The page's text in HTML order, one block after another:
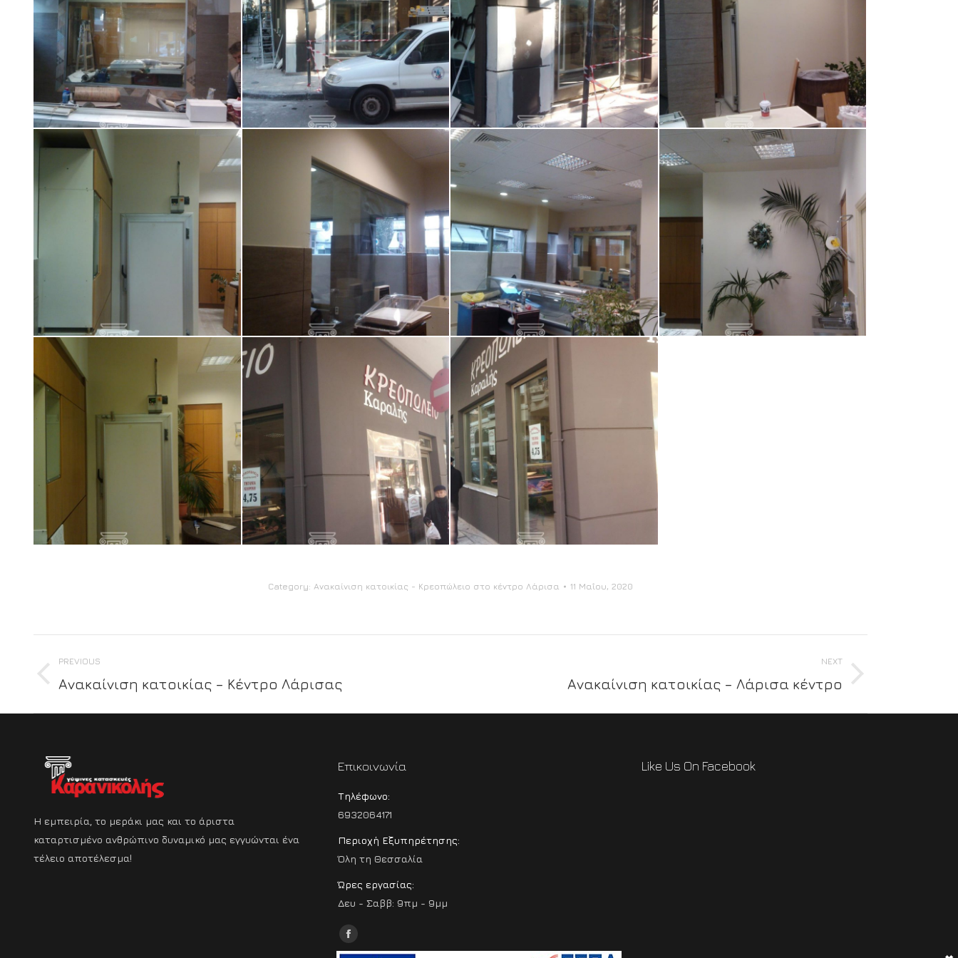
Category: Ανακαίνιση κατοικίας - Κρεοπώλειο στο κέντρο Λάρισα 11 Μαΐου, 2020
navigation
PREVIOUS
Previous
Ανακαίνιση κατοικίας – Κέντρο Λάρισας
NEXT
Ανακαίνιση κατοικίας – Λάρισα κέντρο
Η εμπειρία, το μεράκι μας και το άριστα
καταρτισμένο ανθρώπινο δυναμικό μας εγγυώνται ένα
τέλειο αποτέλεσμα!
Επικοινωνία
Τηλέφωνο:
6932064171
Περιοχή Εξυπηρέτησης:
Όλη τη Θεσσαλία
Ώρες εργασίας:
Δευ - Σαββ: 9πμ - 9μμ
Find us on:
Facebook
Like Us On Facebook